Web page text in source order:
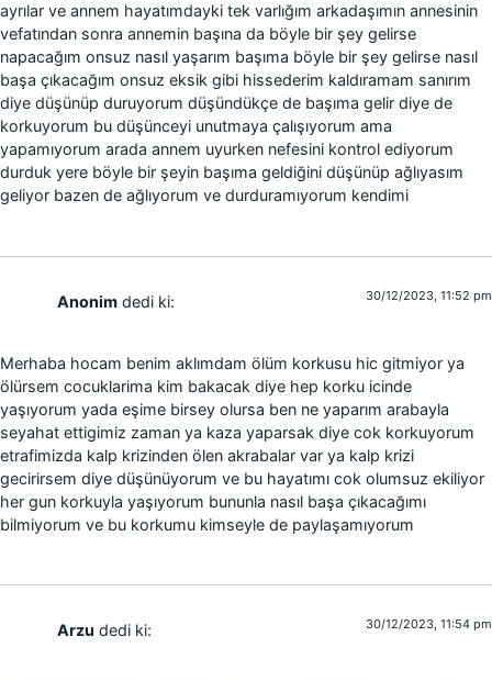
ayrılar ve annem hayatımdayki tek varlığım arkadaşımın annesinin
vefatından sonra annemin başına da böyle bir şey gelirse
napacağım onsuz nasıl yaşarım başıma böyle bir şey gelirse nasıl
başa çıkacağım onsuz eksik gibi hissederim kaldıramam sanırım
diye düşünüp duruyorum düşündükçe de başıma gelir diye de
korkuyorum bu düşünceyi unutmaya çalışıyorum ama
yapamıyorum arada annem uyurken nefesini kontrol ediyorum
durduk yere böyle bir şeyin başıma geldiğini düşünüp ağlıyasım
geliyor bazen de ağlıyorum ve durduramıyorum kendimi
Anonim dedi ki: 30/12/2023, 11:52 pm
Merhaba hocam benim aklımdam ölüm korkusu hic gitmiyor ya
ölürsem cocuklarima kim bakacak diye hep korku icinde
yaşıyorum yada eşime birsey olursa ben ne yaparım arabayla
seyahat ettigimiz zaman ya kaza yaparsak diye cok korkuyorum
etrafimizda kalp krizinden ölen akrabalar var ya kalp krizi
gecirirsem diye düşünüyorum ve bu hayatımı cok olumsuz ekiliyor
her gun korkuyla yaşıyorum bununla nasıl başa çıkacağımı
bilmiyorum ve bu korkumu kimseyle de paylaşamıyorum
Arzu dedi ki: 30/12/2023, 11:54 pm